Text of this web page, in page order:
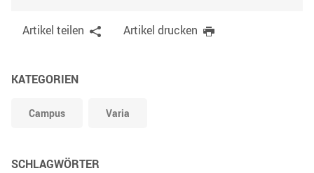
Artikel teilen Artikel drucken
KATEGORIEN
Campus Varia
SCHLAGWÖRTER